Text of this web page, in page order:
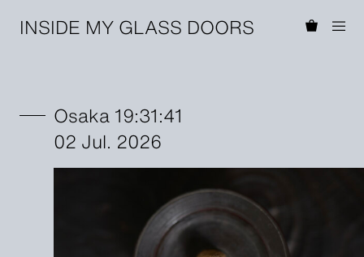
INSIDE MY GLASS DOORS
Osaka 19:31:41
02 Jul. 2026